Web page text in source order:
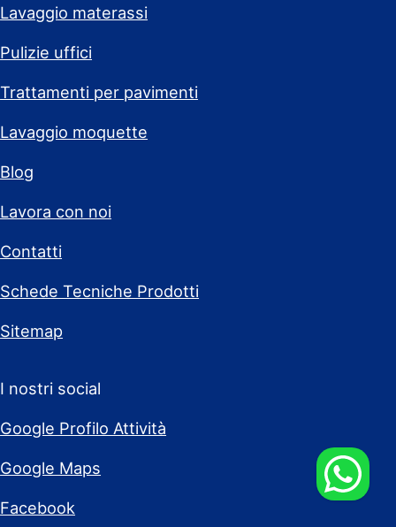
Lavaggio materassi
Pulizie uffici
Trattamenti per pavimenti
Lavaggio moquette
Blog
Lavora con noi
Contatti
Schede Tecniche Prodotti
Sitemap
I nostri social
Google Profilo Attività
Google Maps
Facebook